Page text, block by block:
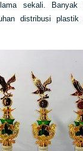
sekali. Banyak
distribusi